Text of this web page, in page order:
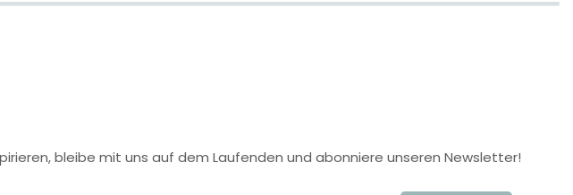
bleibe mit uns auf dem Laufenden und abonniere unseren Newsletter!